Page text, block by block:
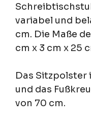
variabel und
cm. Die Maße
cm x 3 cm x 25
Das Sitzpolster
und das
von 70 cm.